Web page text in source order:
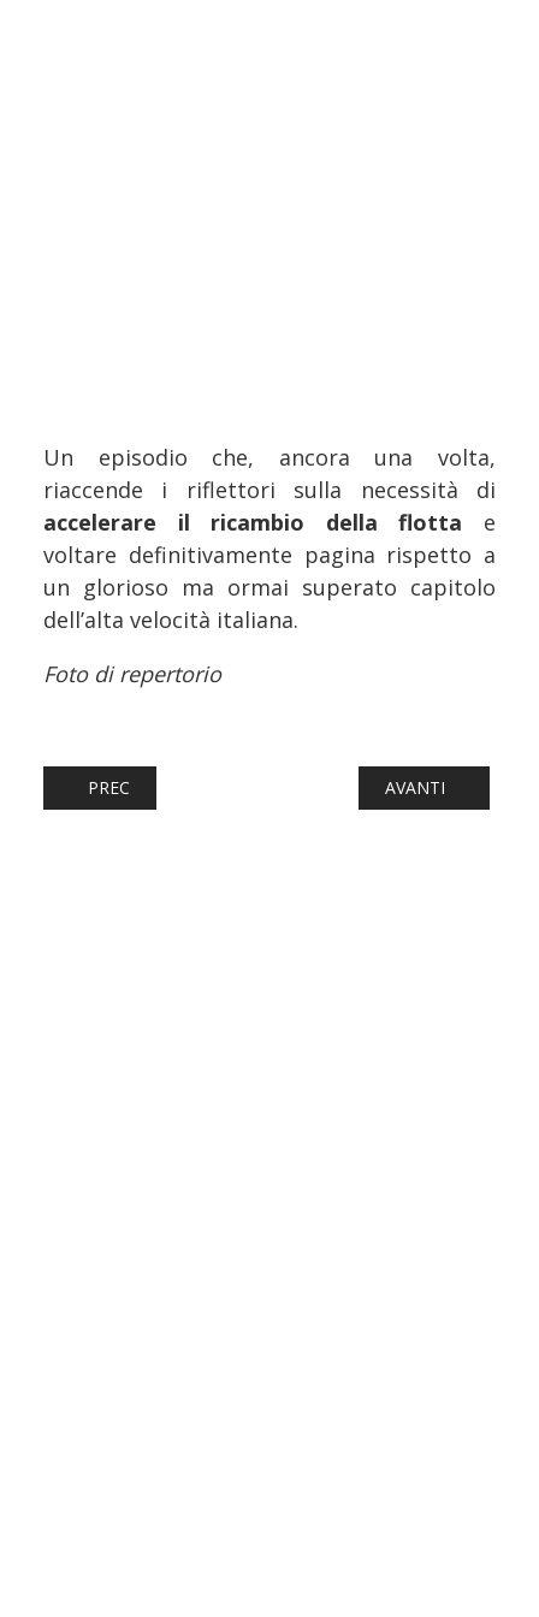
Un episodio che, ancora una volta,
riaccende i riflettori sulla necessità di
accelerare il ricambio della flotta e
voltare definitivamente pagina rispetto a
un glorioso ma ormai superato capitolo
dell’alta velocità italiana.
Foto di repertorio
ARTICOLO PRECEDENTE: FERROVIE: TERREMOTO A
PREC ARTICOLO
AVANTI